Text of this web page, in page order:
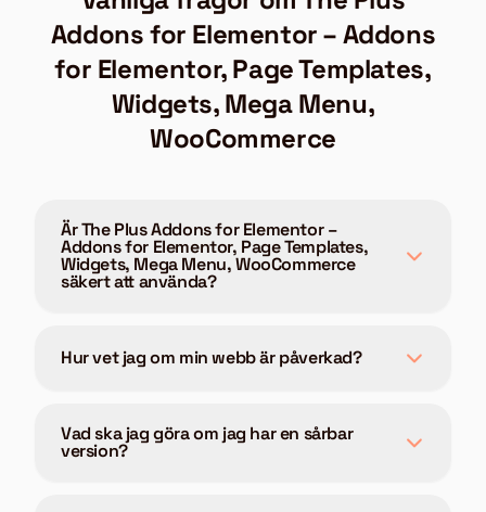
Addons for Elementor – Addons
for Elementor, Page Templates,
Widgets, Mega Menu,
WooCommerce
Är The Plus Addons for Elementor –
Addons for Elementor, Page Templates,
Widgets, Mega Menu, WooCommerce
säkert att använda?
Hur vet jag om min webb är påverkad?
Vad ska jag göra om jag har en sårbar
version?